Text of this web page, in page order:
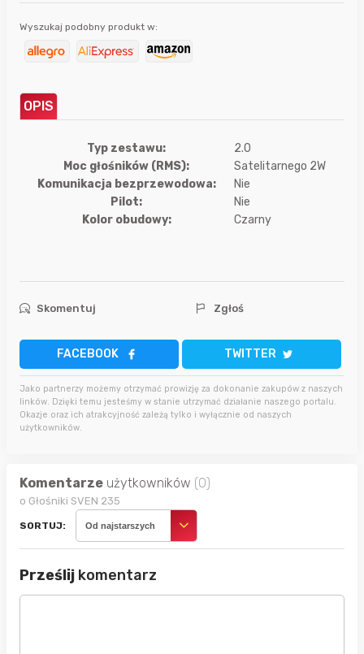
Wyszukaj podobny produkt w:
OPIS
Typ zestawu:
2.0
Moc głośników (RMS):
Satelitarnego 2W
Komunikacja bezprzewodowa:
Nie
Pilot:
Nie
Kolor obudowy:
Czarny
Skomentuj Zgłoś
FACEBOOK TWITTER
Jako partnerzy możemy otrzymać prowizję za dokonanie zakupów z naszych
linków. Dzięki temu jesteśmy w stanie utrzymać działanie naszego portalu.
Okazje oraz ich atrakcyjność zależą tylko i wyłącznie od naszych
użytkowników.
Komentarze użytkowników (0)
o Głośniki SVEN 235
SORTUJ: Od najstarszych
Prześlij komentarz